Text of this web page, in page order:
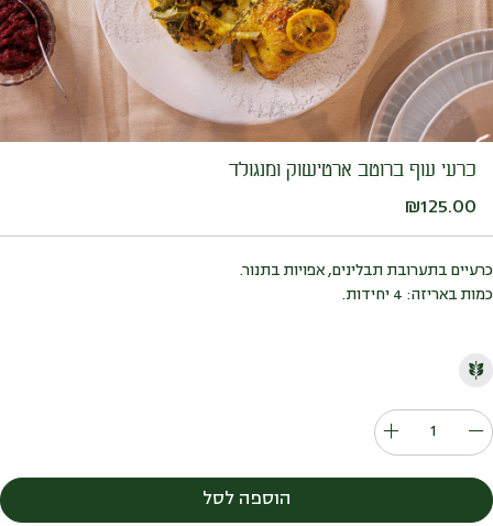
כרעי עוף ברוטב ארטישוק ומנגולד
₪125.00
כרעיים בתערובת תבלינים, אפויות בתנור.
כמות באריזה: 4 יחידות.
כמות
כרעי
עוף
הוספה לסל